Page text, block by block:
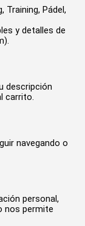
Training, Pádel,
descripción
carrito.
navegando o
personal,
nos permite